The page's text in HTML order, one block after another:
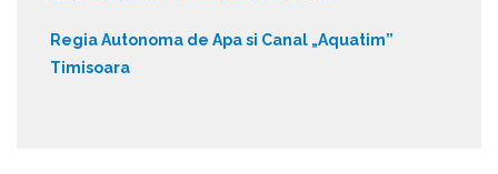
Regia Autonoma de Apa si Canal „Aquatim”
Timisoara